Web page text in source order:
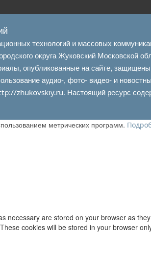
технологий и массовых
округа Жуковский Московской
опубликованные на сайте,
аудио-, фото- видео- и
zhukovskiy.ru. Настоящий ресурс
метрических программ.
necessary are stored on your browser as
cookies will be stored in your browser